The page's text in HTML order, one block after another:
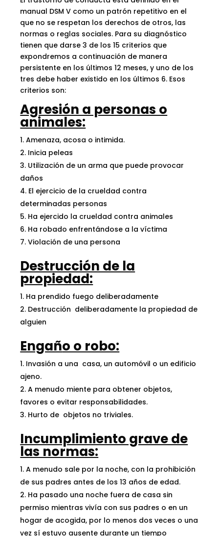
manual DSM V como un patrón repetitivo en el
que no se respetan los derechos de otros, las
normas o reglas sociales. Para su diagnóstico
tienen que darse 3 de los 15 criterios que
expondremos a continuación de manera
persistente en los últimos 12 meses, y uno de los
tres debe haber existido en los últimos 6. Esos
criterios son:
Agresión a personas o
animales:
Amenaza, acosa o intimida.
Inicia peleas
Utilización de un arma que puede provocar
daños
El ejercicio de la crueldad contra
determinadas personas
Ha ejercido la crueldad contra animales
Ha robado enfrentándose a la víctima
Violación de una persona
Destrucción de la
propiedad:
Ha prendido fuego deliberadamente
Destrucción deliberadamente la propiedad de
alguien
Engaño o robo:
Invasión a una casa, un automóvil o un edificio
ajeno.
A menudo miente para obtener objetos,
favores o evitar responsabilidades.
Hurto de objetos no triviales.
Incumplimiento grave de
las normas:
A menudo sale por la noche, con la prohibición
de sus padres antes de los 13 años de edad.
Ha pasado una noche fuera de casa sin
permiso mientras vivía con sus padres o en un
hogar de acogida, por lo menos dos veces o una
vez sí estuvo ausente durante un tiempo